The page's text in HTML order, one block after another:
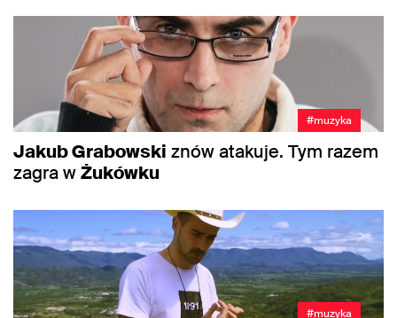
#muzyka
Jakub Grabowski znów atakuje. Tym razem
zagra wŻukówku
#muzyka